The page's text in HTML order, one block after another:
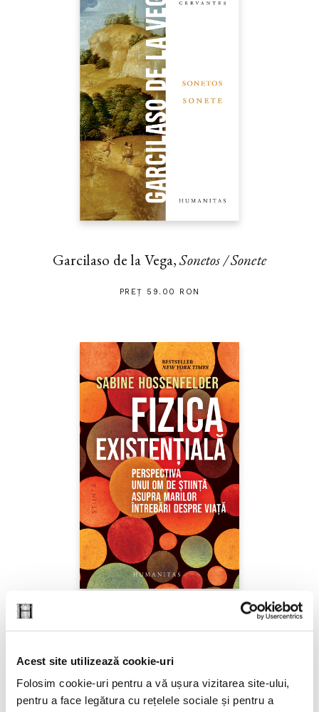
Acest site utilizează cookie-uri
Folosim cookie-uri pentru a vă ușura vizitarea site-ului,
pentru a face legătura cu rețelele sociale și pentru a
Garcilaso de la Vega,Sonetos / Sonete
PREȚ 59.00 RON
Sabine Hossenfelder,Fizica existenţială
PREȚ 71.99 RON